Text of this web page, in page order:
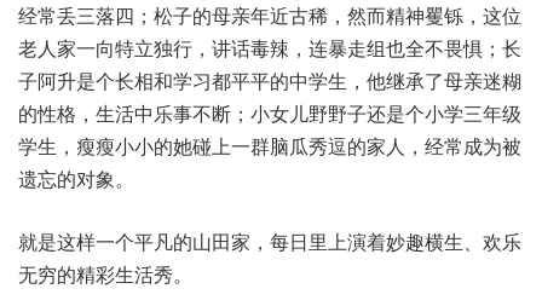
经常丢三落四；松子的母亲年近古稀，然而精神矍铄，这位
老人家一向特立独行，讲话毒辣，连暴走组也全不畏惧；长
子阿升是个长相和学习都平平的中学生，他继承了母亲迷糊
的性格，生活中乐事不断；小女儿野野子还是个小学三年级
学生，瘦瘦小小的她碰上一群脑瓜秀逗的家人，经常成为被
遗忘的对象。
就是这样一个平凡的山田家，每日里上演着妙趣横生、欢乐
无穷的精彩生活秀。